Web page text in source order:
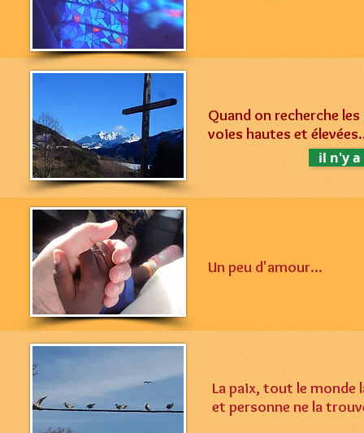
Quand on recherche les
voies hautes et
il n'y
Un peu d'amour...
La paix, tout le monde
et personne ne la